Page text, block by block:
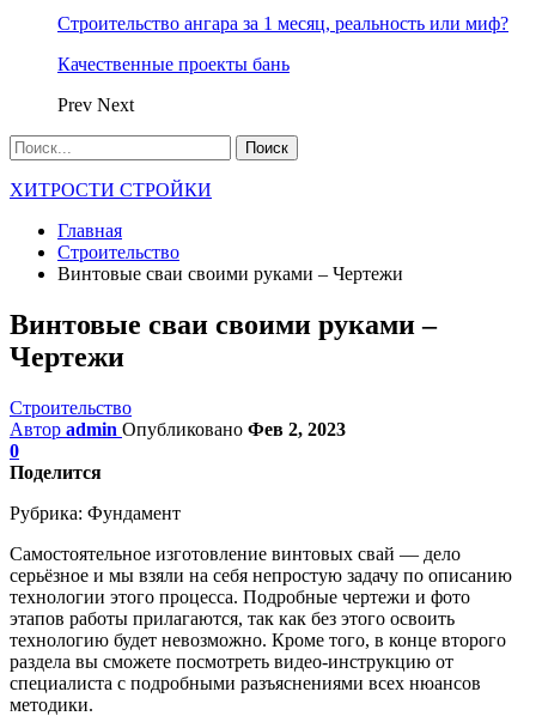
Строительство ангара за 1 месяц, реальность или миф?
Качественные проекты бань
Prev Next
ХИТРОСТИ СТРОЙКИ
Главная
Строительство
Винтовые сваи своими руками – Чертежи
Винтовые сваи своими руками –
Чертежи
Строительство
Автор admin Опубликовано Фев 2, 2023
0
Поделится
Рубрика: Фундамент
Самостоятельное изготовление винтовых свай — дело
серьёзное и мы взяли на себя непростую задачу по описанию
технологии этого процесса. Подробные чертежи и фото
этапов работы прилагаются, так как без этого освоить
технологию будет невозможно. Кроме того, в конце второго
раздела вы сможете посмотреть видео-инструкцию от
специалиста с подробными разъяснениями всех нюансов
методики.